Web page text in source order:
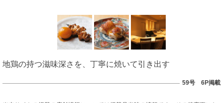
地鶏の持つ滋味深さを、丁寧に焼いて引き出す
59号 6P掲載